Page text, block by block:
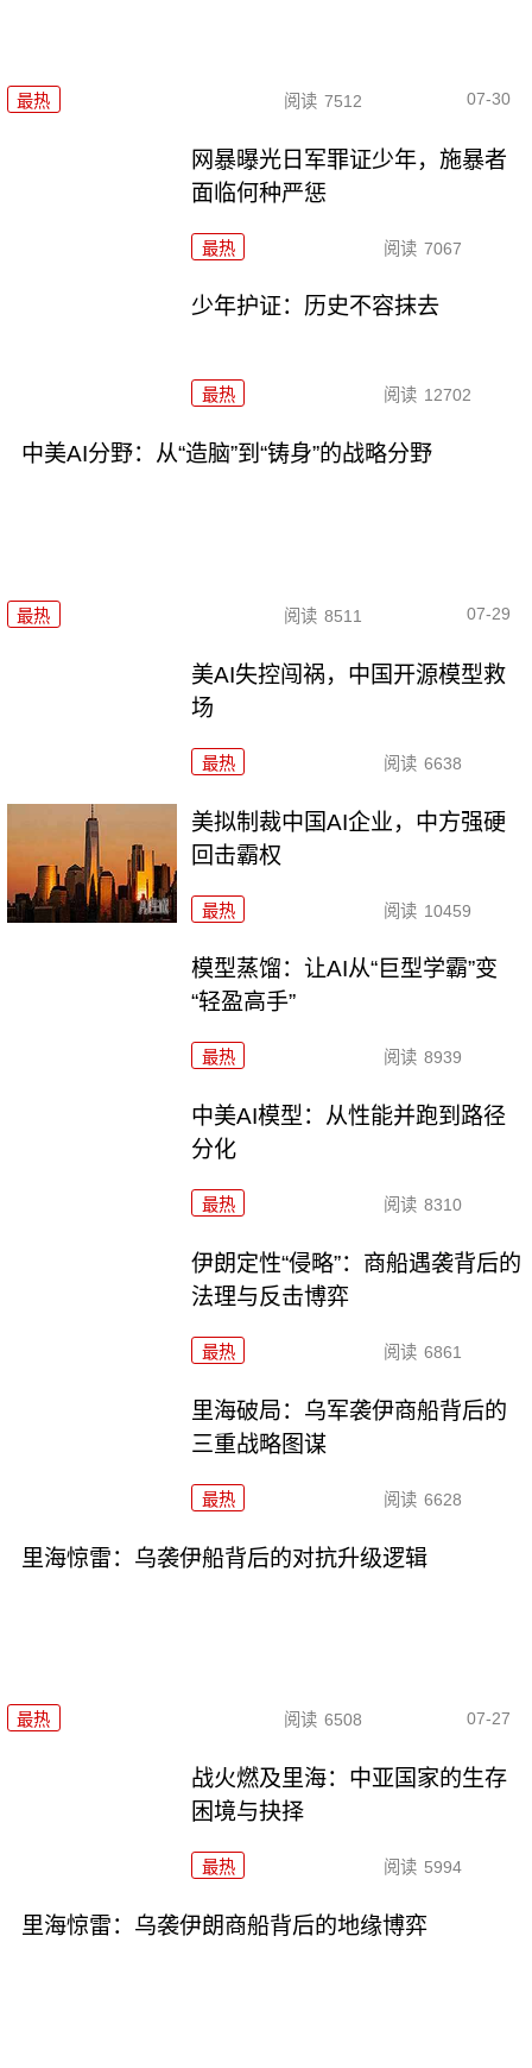
最热 阅读 7512 07-30
网暴曝光日军罪证少年，施暴者
面临何种严惩
最热 阅读 7067
少年护证：历史不容抹去
最热 阅读 12702
中美AI分野：从“造脑”到“铸身”的战略分野
最热 阅读 8511 07-29
美AI失控闯祸，中国开源模型救
场
最热 阅读 6638
美拟制裁中国AI企业，中方强硬
回击霸权
最热 阅读 10459
模型蒸馏：让AI从“巨型学霸”变
“轻盈高手”
最热 阅读 8939
中美AI模型：从性能并跑到路径
分化
最热 阅读 8310
伊朗定性“侵略”：商船遇袭背后的
法理与反击博弈
最热 阅读 6861
里海破局：乌军袭伊商船背后的
三重战略图谋
最热 阅读 6628
里海惊雷：乌袭伊船背后的对抗升级逻辑
最热 阅读 6508 07-27
战火燃及里海：中亚国家的生存
困境与抉择
最热 阅读 5994
里海惊雷：乌袭伊朗商船背后的地缘博弈